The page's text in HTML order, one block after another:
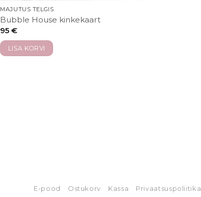
MAJUTUS TELGIS
Bubble House kinkekaart
95€
LISA KORVI
E-pood Ostukorv Kassa Privaatsuspoliitika